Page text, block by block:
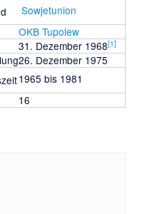
Sowjetunion
OKB Tupolew
31. Dezember 1968[1]
26. Dezember 1975
1965 bis 1981
16